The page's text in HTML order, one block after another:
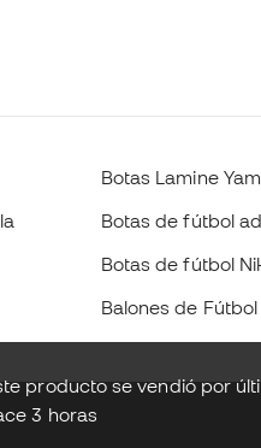
producto se vendió por
3 horas
Botas Lamine
Botas de fútbol
Botas de fútbol
Balones de Fútbol